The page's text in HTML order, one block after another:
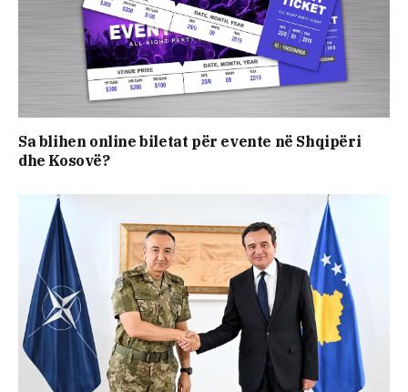
Sa blihen online biletat për evente në Shqipëri
dhe Kosovë?